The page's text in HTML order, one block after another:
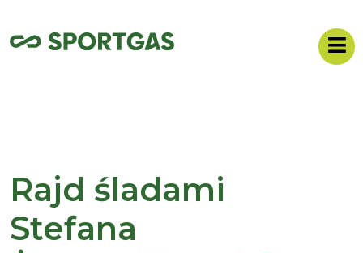
Rajd śladami
Stefana